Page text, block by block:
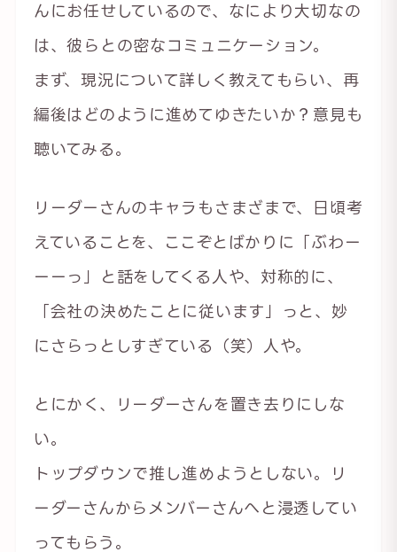
んにお任せしているので、なにより大切なの
は、彼らとの密なコミュニケーション。
まず、現況について詳しく教えてもらい、再
編後はどのように進めてゆきたいか？意見も
聴いてみる。
リーダーさんのキャラもさまざまで、日頃考
えていることを、ここぞとばかりに「ぶわー
ーーっ」と話をしてくる人や、対称的に、
「会社の決めたことに従います」っと、妙
にさらっとしすぎている（笑）人や。
とにかく、リーダーさんを置き去りにしな
い。
トップダウンで推し進めようとしない。リ
ーダーさんからメンバーさんへと浸透してい
ってもらう。